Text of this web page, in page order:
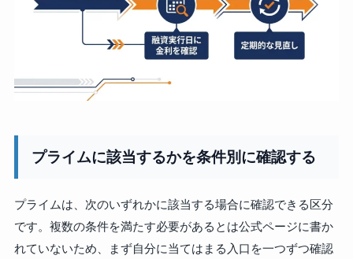
プライムに該当するかを条件別に確認する
プライムは、次のいずれかに該当する場合に確認できる区分
です。複数の条件を満たす必要があるとは公式ページに書か
れていないため、まず自分に当てはまる入口を一つずつ確認